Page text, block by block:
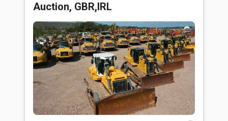
Auction, GBR,IRL